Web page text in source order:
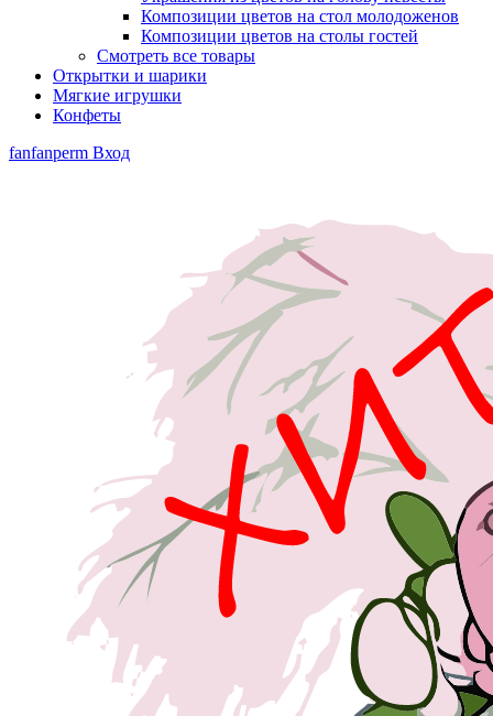
Композиции цветов на стол молодоженов
Композиции цветов на столы гостей
Смотреть все товары
Открытки и шарики
Мягкие игрушки
Конфеты
fanfanperm Вход